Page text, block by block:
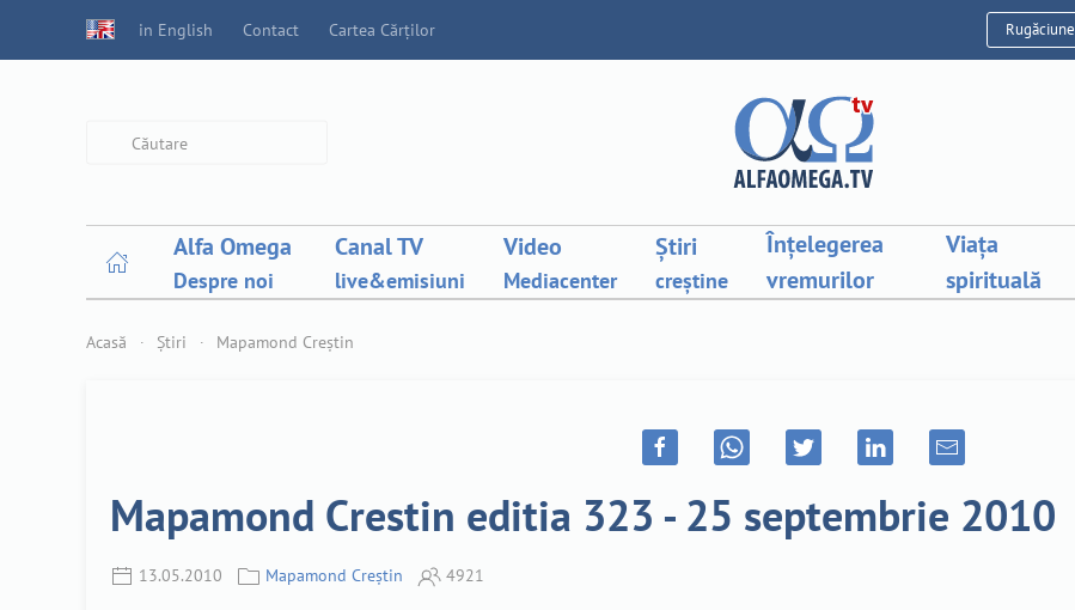
in English Contact Cartea Cărților Rugăciune
Alfa Omega
Despre noi
Canal TV
live&emisiuni
Video
Mediacenter
Știri
creștine
Înțelegerea
vremurilor
Viața
spirituală
Acasă Știri Mapamond Creștin
Mapamond Crestin editia 323 - 25 septembrie 2010
13.05.2010 Mapamond Creștin 4921